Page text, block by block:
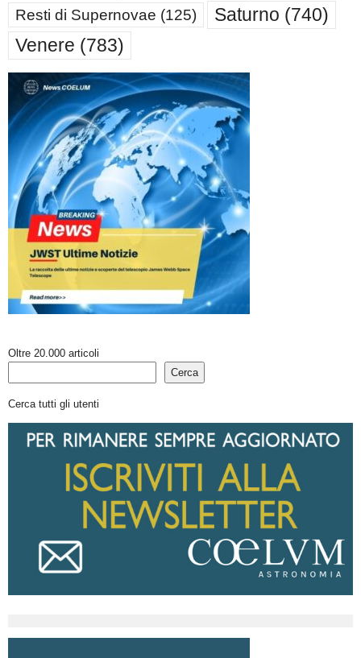
Resti di Supernovae (125) Saturno (740)
Venere (783)
Oltre 20.000 articoli
Cerca
Cerca tutti gli utenti